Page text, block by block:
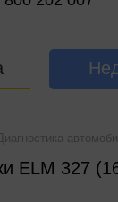
ELM 327